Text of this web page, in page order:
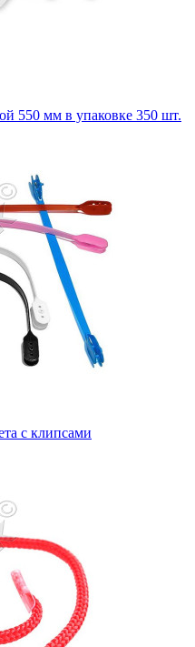
550 мм в упаковке 350 шт.
с клипсами